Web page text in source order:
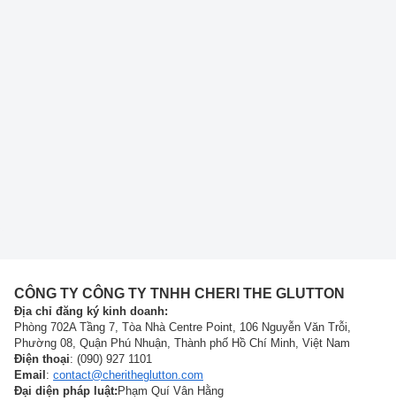
CÔNG TY CÔNG TY TNHH CHERI THE GLUTTON
Địa chỉ đăng ký kinh doanh:
Phòng 702A Tầng 7, Tòa Nhà Centre Point, 106 Nguyễn Văn Trỗi,
Phường 08, Quận Phú Nhuận, Thành phố Hồ Chí Minh, Việt Nam
Điện thoại: (090) 927 1101
Email : contact@cheritheglutton.com
Đại diện pháp luật: Phạm Quí Vân Hằng